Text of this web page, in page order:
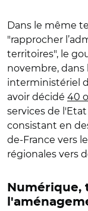
Dans le même
"rapprocher
territoires", le
novembre,
interministériel
avoir décidé 40
services de
consistant en
de-France vers
régionales vers
Numérique,